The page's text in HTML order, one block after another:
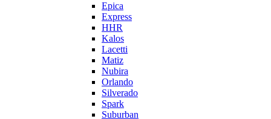
Epica
Express
HHR
Kalos
Lacetti
Matiz
Nubira
Orlando
Silverado
Spark
Suburban